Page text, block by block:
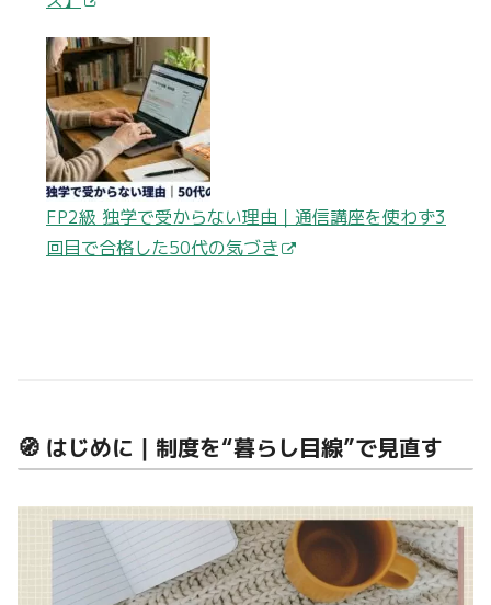
FP2級 独学で受からない理由｜通信講座を使わず3
回目で合格した50代の気づき
🧭 はじめに｜制度を“暮らし目線”で見直す